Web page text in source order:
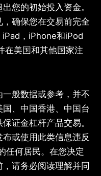
您的初始投入资金。
确保您在交易前完全
，iPhone和iPod
在美国和其他国家注
般数据或参考，并不
、中国香港、中国台
证金杠杆产品交易。
或使用此类信息违反
任何居民。在您决定
请务必阅读理解并同